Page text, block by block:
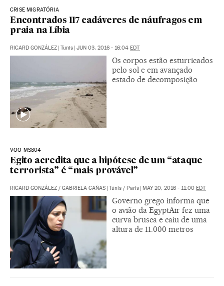
CRISE MIGRATÓRIA
Encontrados 117 cadáveres de náufragos em
praia na Líbia
RICARD GONZÁLEZ | Tunis | JUN 03, 2016 - 16:04 EDT
Os corpos estão esturricados
pelo sol e em avançado
estado de decomposição
VOO MS804
Egito acredita que a hipótese de um “ataque
terrorista” é “mais provável”
RICARD GONZÁLEZ / GABRIELA CAÑAS Túnis / Paris MAY 20, 2016 - 11:00 EDT
Governo grego informa que
o avião da EgyptAir fez uma
curva brusca e caiu de uma
altura de 11.000 metros